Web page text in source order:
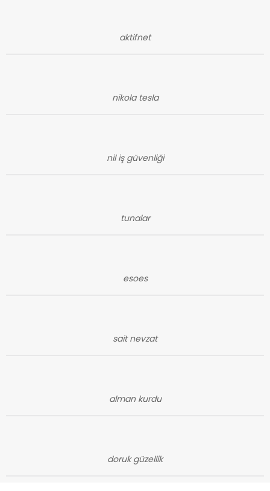
aktifnet
nikola tesla
nil iş güvenliği
tunalar
esoes
sait nevzat
alman kurdu
doruk güzellik